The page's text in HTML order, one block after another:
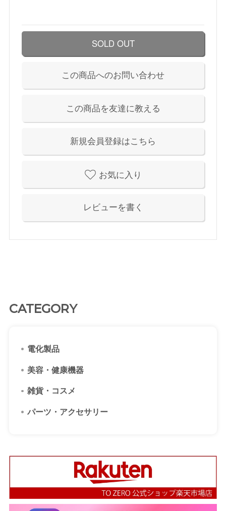
SOLD OUT
この商品へのお問い合わせ
この商品を友達に教える
新規会員登録はこちら
お気に入り
レビューを書く
CATEGORY
電化製品
美容・健康機器
雑貨・コスメ
パーツ・アクセサリー